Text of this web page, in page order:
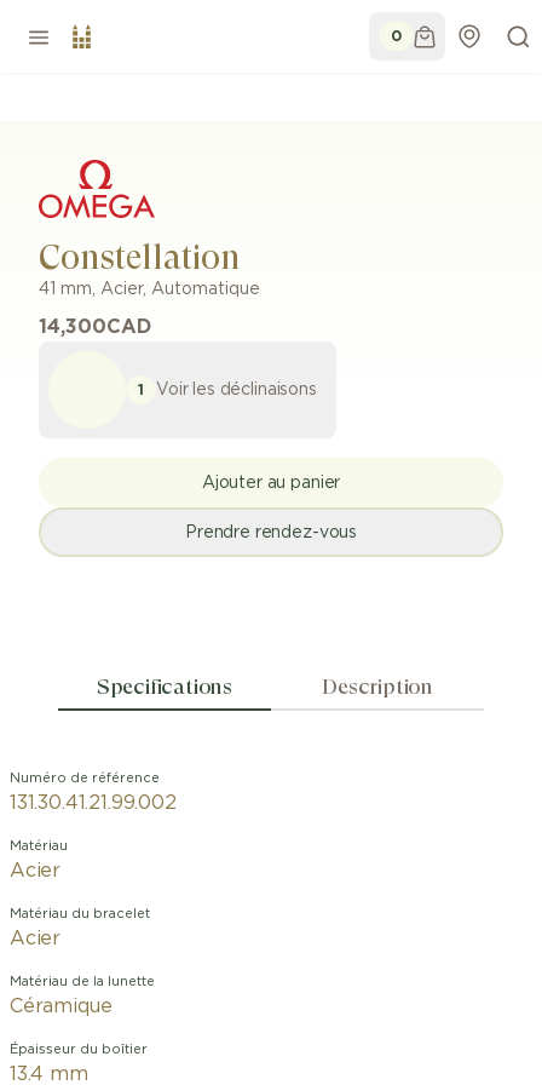
0
Constellation
41 mm, Acier, Automatique
14,300CAD
1 Voir les déclinaisons
Ajouter au panier
Prendre rendez-vous
Specifications Description
Numéro de référence
131.30.41.21.99.002
Matériau
Acier
Matériau du bracelet
Acier
Matériau de la lunette
Céramique
Épaisseur du boîtier
13.4 mm